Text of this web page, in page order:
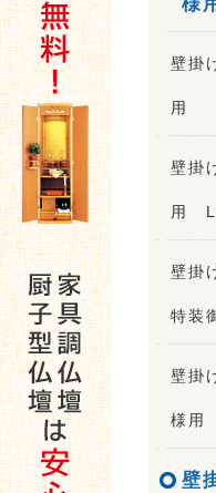
壁掛
用
壁掛
用
壁掛
特装
壁掛
様用
壁